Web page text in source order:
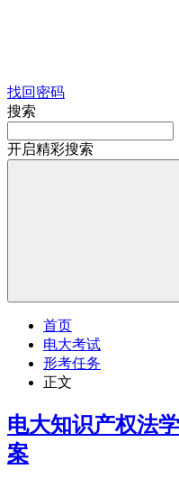
找回密码
搜索
开启精彩搜索
首页
电大考试
形考任务
正文
电大知识产权法
案